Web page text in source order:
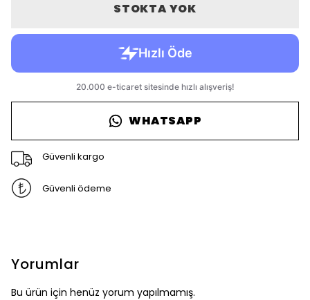
STOKTA YOK
WHATSAPP
Güvenli kargo
Güvenli ödeme
Yorumlar
Bu ürün için henüz yorum yapılmamış.